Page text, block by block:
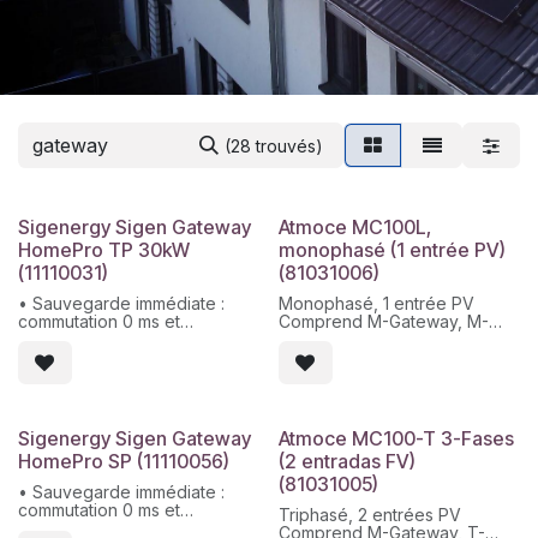
(28 trouvés)
Sigenergy Sigen Gateway
HomePro TP 30kW
(11110031)
• Sauvegarde immédiate :
commutation 0 ms et
ESS / réseau / générateur
• Compatible avec les
contrôlables (générateur,
pompe à chaleur)
• Protection avancée : Flux
inverse 350 ms pour réseau
et générateur
• Connexions d'alimentation :
Atmoce MC100L,
monophasé (1 entrée PV)
(81031006)
Monophasé, 1 entrée PV
Comprend M-Gateway, M-
toroïdaux
Sigenergy Sigen Gateway
HomePro SP (11110056)
• Sauvegarde immédiate :
commutation 0 ms et
Atmoce MC100-T 3-Fases
(2 entradas FV)
(81031005)
Triphasé, 2 entrées PV
Comprend M-Gateway, T-